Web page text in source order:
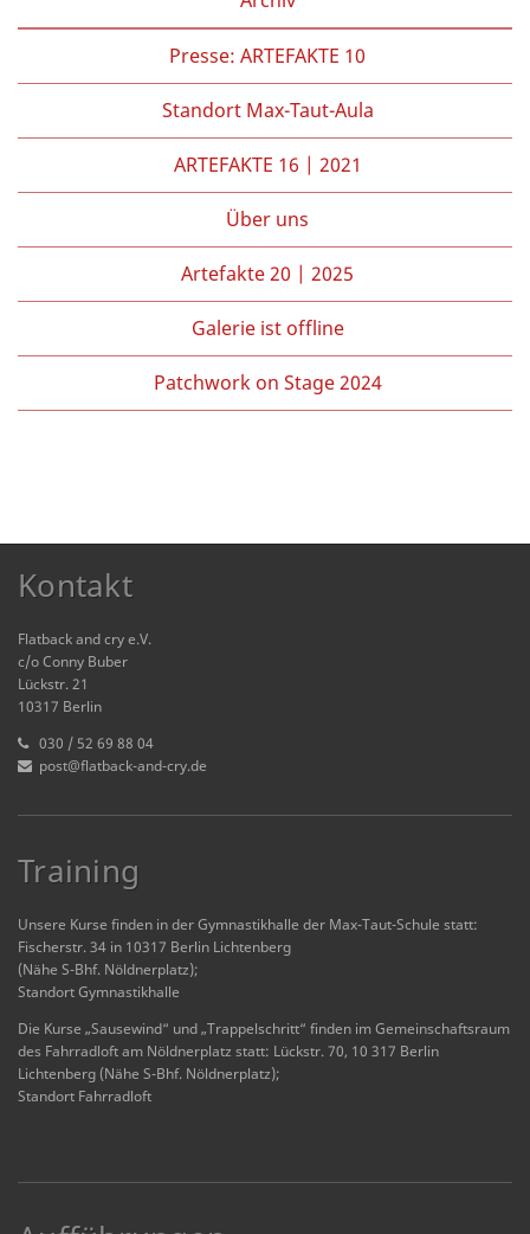
Presse: ARTEFAKTE 10
Standort Max-Taut-Aula
ARTEFAKTE 16 | 2021
Über uns
Artefakte 20 | 2025
Galerie ist offline
Patchwork on Stage 2024
Kontakt
Flatback and cry e.V.
c/o Conny Buber
Lückstr. 21
10317 Berlin
030 / 52 69 88 04
post@flatback-and-cry.de
Training
Unsere Kurse finden in der Gymnastikhalle der Max-Taut-Schule statt:
Fischerstr. 34 in 10317 Berlin Lichtenberg
(Nähe S-Bhf. Nöldnerplatz);
Standort Gymnastikhalle
Die Kurse „Sausewind“ und „Trappelschritt“ finden im Gemeinschaftsraum
des Fahrradloft am Nöldnerplatz statt: Lückstr. 70, 10 317 Berlin
Lichtenberg (Nähe S-Bhf. Nöldnerplatz);
Standort Fahrradloft